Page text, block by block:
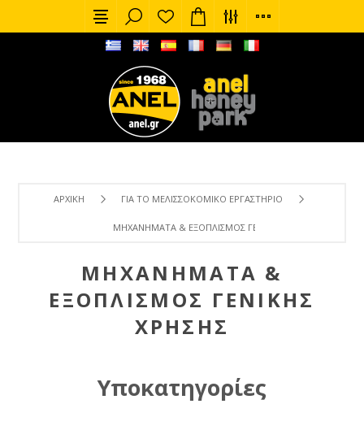
ΑΡΧΙΚΉ ΓΙΑ ΤΟ ΜΕΛΙΣΣΟΚΟΜΙΚΌ ΕΡΓΑΣΤΉΡΙΟ
ΜΗΧΑΝΉΜΑΤΑ & ΕΞΟΠΛΙΣΜΌΣ ΓΕΝΙΚΉΣ ΧΡΉΣΗΣ
ΜΗΧΑΝΉΜΑΤΑ &
ΕΞΟΠΛΙΣΜΌΣ ΓΕΝΙΚΉΣ
ΧΡΉΣΗΣ
Υποκατηγορίες